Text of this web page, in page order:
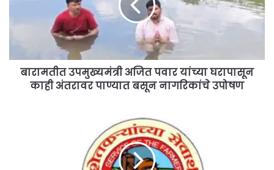
घरापासून
पाण्यात
बसून
नागरिकांचे
बारामतीत उपमुख्यमंत्री अजित पवार यांच्या घरापासून
काही अंतरावर पाण्यात बसून नागरिकांचे उपोषण